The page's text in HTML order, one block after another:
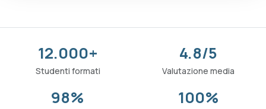
12.000+
Studenti formati
4.8/5
Valutazione media
98% 100%